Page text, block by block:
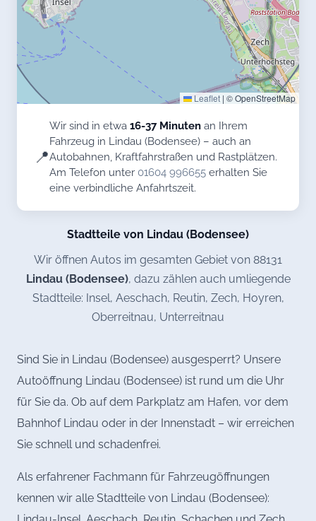
Leaflet | © OpenStreetMap
📍
Wir sind in etwa 16-37 Minuten an Ihrem
Fahrzeug in Lindau (Bodensee) – auch an
Autobahnen, Kraftfahrstraßen und Rastplätzen.
Am Telefon unter 01604 996655 erhalten Sie
eine verbindliche Anfahrtszeit.
Stadtteile von Lindau (Bodensee)
Wir öffnen Autos im gesamten Gebiet von 88131
Lindau (Bodensee), dazu zählen auch umliegende
Stadtteile: Insel, Aeschach, Reutin, Zech, Hoyren,
Oberreitnau, Unterreitnau
Sind Sie in Lindau (Bodensee) ausgesperrt? Unsere
Autoöffnung Lindau (Bodensee) ist rund um die Uhr
für Sie da. Ob auf dem Parkplatz am Hafen, vor dem
Bahnhof Lindau oder in der Innenstadt – wir erreichen
Sie schnell und schadenfrei.
Als erfahrener Fachmann für Fahrzeugöffnungen
kennen wir alle Stadtteile von Lindau (Bodensee):